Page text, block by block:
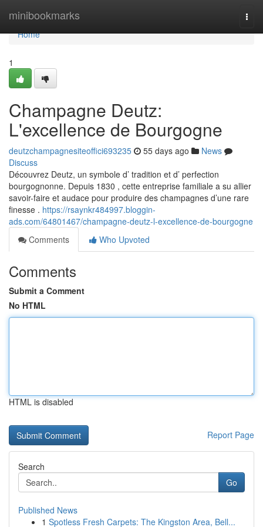
minibookmarks
Home
Home
1
Champagne Deutz:
L'excellence de Bourgogne
deutzchampagnesiteoffici693235 55 days ago
News
Discuss
Découvrez Deutz, un symbole d’ tradition et d’ perfection
bourgognonne. Depuis 1830 , cette entreprise familiale a su allier
savoir-faire et audace pour produire des champagnes d’une rare
finesse . https://rsaynkr484997.bloggin-
ads.com/64801467/champagne-deutz-l-excellence-de-bourgogne
Comments
Who Upvoted
Comments
Submit a Comment
No HTML
HTML is disabled
Report Page
Search
Go
Published News
1 Spotless Fresh Carpets: The Kingston Area, Bell...